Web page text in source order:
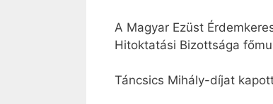
A Magyar Ezüst
Hitoktatási Bizottsága
Táncsics Mihály-díjat